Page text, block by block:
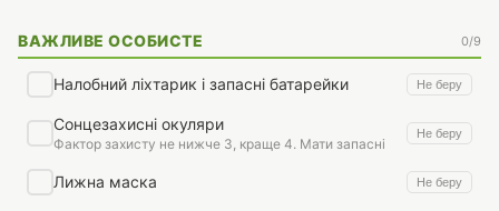
ВАЖЛИВЕ ОСОБИСТЕ 0/9
Налобний ліхтарик і запасні батарейки Не беру
Сонцезахисні окуляри
Фактор захисту не нижче 3, краще 4. Мати запасні
Не беру
Лижна маска Не беру